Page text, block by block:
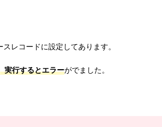
レコードに設定してあります。
実行するとエラーがでました。